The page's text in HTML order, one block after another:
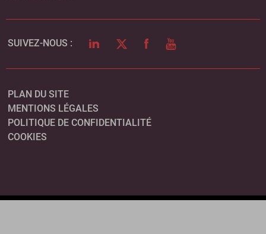
SUIVEZ-NOUS : LINKEDINTWITTERFACEBOOK
YOUTUBE
PLAN DU SITE
MENTIONS LÉGALES
POLITIQUE DE CONFIDENTIALITÉ
COOKIES